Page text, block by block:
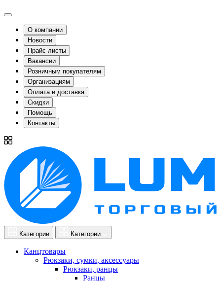
О компании
Новости
Прайс-листы
Вакансии
Розничным покупателям
Организациям
Оплата и доставка
Скидки
Помощь
Контакты
Категории Категории
Канцтовары
Рюкзаки, сумки, аксессуары
Рюкзаки, ранцы
Ранцы